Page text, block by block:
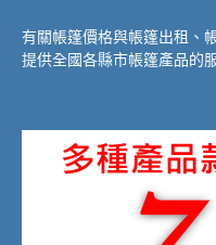
有關帳篷價格與帳篷出租、
提供全國各縣市帳篷產品的